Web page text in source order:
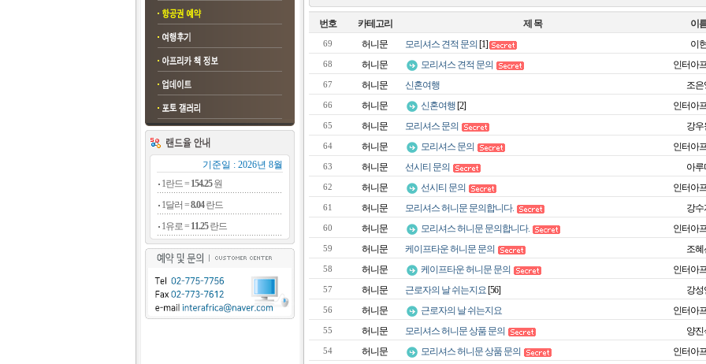
기준일 : 2026년 8월
1란드 = 154.25원
1달러 =8.04란드
1유로 = 11.25란드
번호 카테고리 제 목 이
69 허니문 모리셔스 견적 문의 [1] 이
68 허니문 모리셔스 견적 문의 인터아
67 허니문 신혼여행 조은
66 허니문 신혼여행 [2] 인터아
65 허니문 모리셔스 문의 강우
64 허니문 모리셔스 문의 인터아
63 허니문 선시티 문의 아루
62 허니문 선시티 문의 인터아
61 허니문 모리셔스 허니문 문의합니다. 강수
60 허니문 모리셔스 허니문 문의합니다. 인터아
59 허니문 케이프타운 허니문 문의 조혜
58 허니문 케이프타운 허니문 문의 인터아
57 허니문 근로자의 날 쉬는지요 [56] 강성
56 허니문 근로자의 날 쉬는지요 인터아
55 허니문 모리셔스 허니문 상품 문의 양진
54 허니문 모리셔스 허니문 상품 문의 인터아